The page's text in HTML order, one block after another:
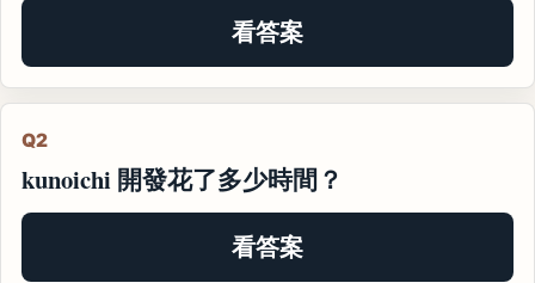
看答案
Q2
kunoichi 開發花了多少時間？
看答案